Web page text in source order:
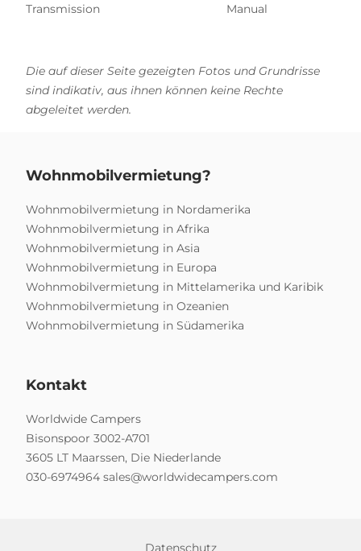
Transmission
Manual
Die auf dieser Seite gezeigten Fotos und Grundrisse
sind indikativ, aus ihnen können keine Rechte
abgeleitet werden.
Wohnmobilvermietung?
Wohnmobilvermietung in Nordamerika
Wohnmobilvermietung in Afrika
Wohnmobilvermietung in Asia
Wohnmobilvermietung in Europa
Wohnmobilvermietung in Mittelamerika und Karibik
Wohnmobilvermietung in Ozeanien
Wohnmobilvermietung in Südamerika
Kontakt
Worldwide Campers
Bisonspoor 3002-A701
3605 LT Maarssen, Die Niederlande
030-6974964 sales@worldwidecampers.com
Datenschutz